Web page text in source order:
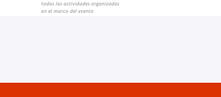
todas las actividades organizadas
en el marco del evento